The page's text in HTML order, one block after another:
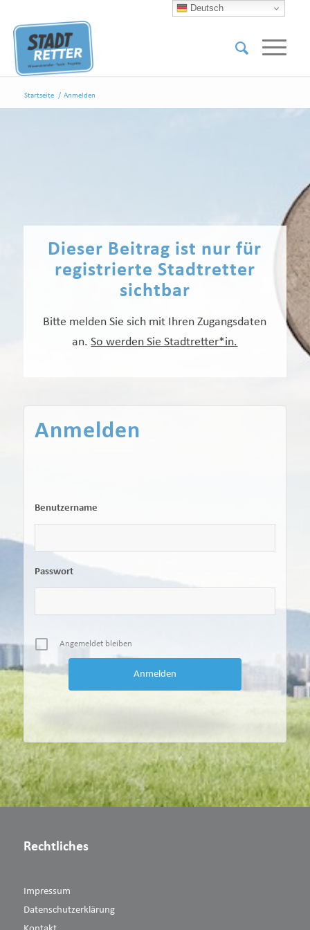
Startseite / Anmelden
Dieser Beitrag ist nur für
registrierte Stadtretter
sichtbar
Bitte melden Sie sich mit Ihren Zugangsdaten
an.So werden Sie Stadtretter*in.
Anmelden
Benutzername
Passwort
Angemeldet bleiben
Rechtliches
Impressum
Datenschutzerklärung
Deutsch